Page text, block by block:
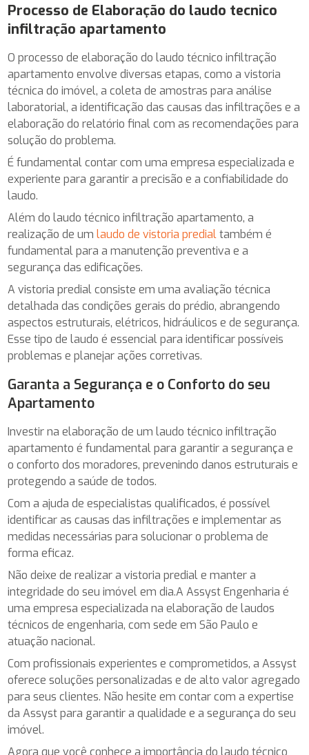
Processo de Elaboração do laudo tecnico
infiltração apartamento
O processo de elaboração do laudo técnico infiltração
apartamento envolve diversas etapas, como a vistoria
técnica do imóvel, a coleta de amostras para análise
laboratorial, a identificação das causas das infiltrações e a
elaboração do relatório final com as recomendações para
solução do problema.
É fundamental contar com uma empresa especializada e
experiente para garantir a precisão e a confiabilidade do
laudo.
Além do laudo técnico infiltração apartamento, a
realização de umlaudo de vistoria predialtambém é
fundamental para a manutenção preventiva e a
segurança das edificações.
A vistoria predial consiste em uma avaliação técnica
detalhada das condições gerais do prédio, abrangendo
aspectos estruturais, elétricos, hidráulicos e de segurança.
Esse tipo de laudo é essencial para identificar possíveis
problemas e planejar ações corretivas.
Garanta a Segurança e o Conforto do seu
Apartamento
Investir na elaboração de um laudo técnico infiltração
apartamento é fundamental para garantir a segurança e
o conforto dos moradores, prevenindo danos estruturais e
protegendo a saúde de todos.
Com a ajuda de especialistas qualificados, é possível
identificar as causas das infiltrações e implementar as
medidas necessárias para solucionar o problema de
forma eficaz.
Não deixe de realizar a vistoria predial e manter a
integridade do seu imóvel em dia.A Assyst Engenharia é
uma empresa especializada na elaboração de laudos
técnicos de engenharia, com sede em São Paulo e
atuação nacional.
Com profissionais experientes e comprometidos, a Assyst
oferece soluções personalizadas e de alto valor agregado
para seus clientes. Não hesite em contar com a expertise
da Assyst para garantir a qualidade e a segurança do seu
imóvel.
Agora que você conhece a importância do laudo técnico